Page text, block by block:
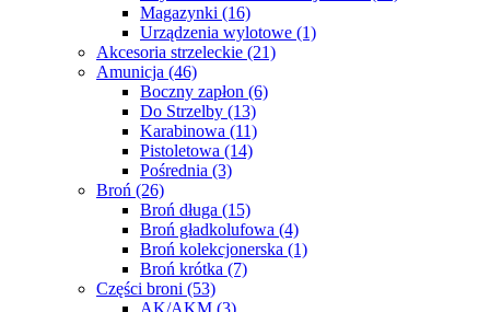
Magazynki (16)
Urządzenia wylotowe (1)
Akcesoria strzeleckie (21)
Amunicja (46)
Boczny zapłon (6)
Do Strzelby (13)
Karabinowa (11)
Pistoletowa (14)
Pośrednia (3)
Broń (26)
Broń długa (15)
Broń gładkolufowa (4)
Broń kolekcjonerska (1)
Broń krótka (7)
Części broni (53)
AK/AKM (3)